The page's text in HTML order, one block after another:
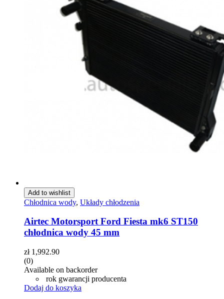
Add to wishlist
Chłodnica wody, Układy chłodzenia
Airtec Motorsport Ford Fiesta mk6 ST150
chłodnica wody 45 mm
zł1,992.90
(0)
Available on backorder
rok gwarancji producenta
Dodaj do koszyka